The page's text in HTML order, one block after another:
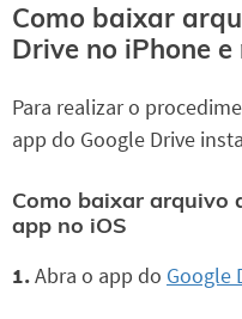
Como baixar
Drive no iPhone e
Para realizar o
app do Google Drive
Como baixar arquivo
app no iOS
1.Abra o app do Google